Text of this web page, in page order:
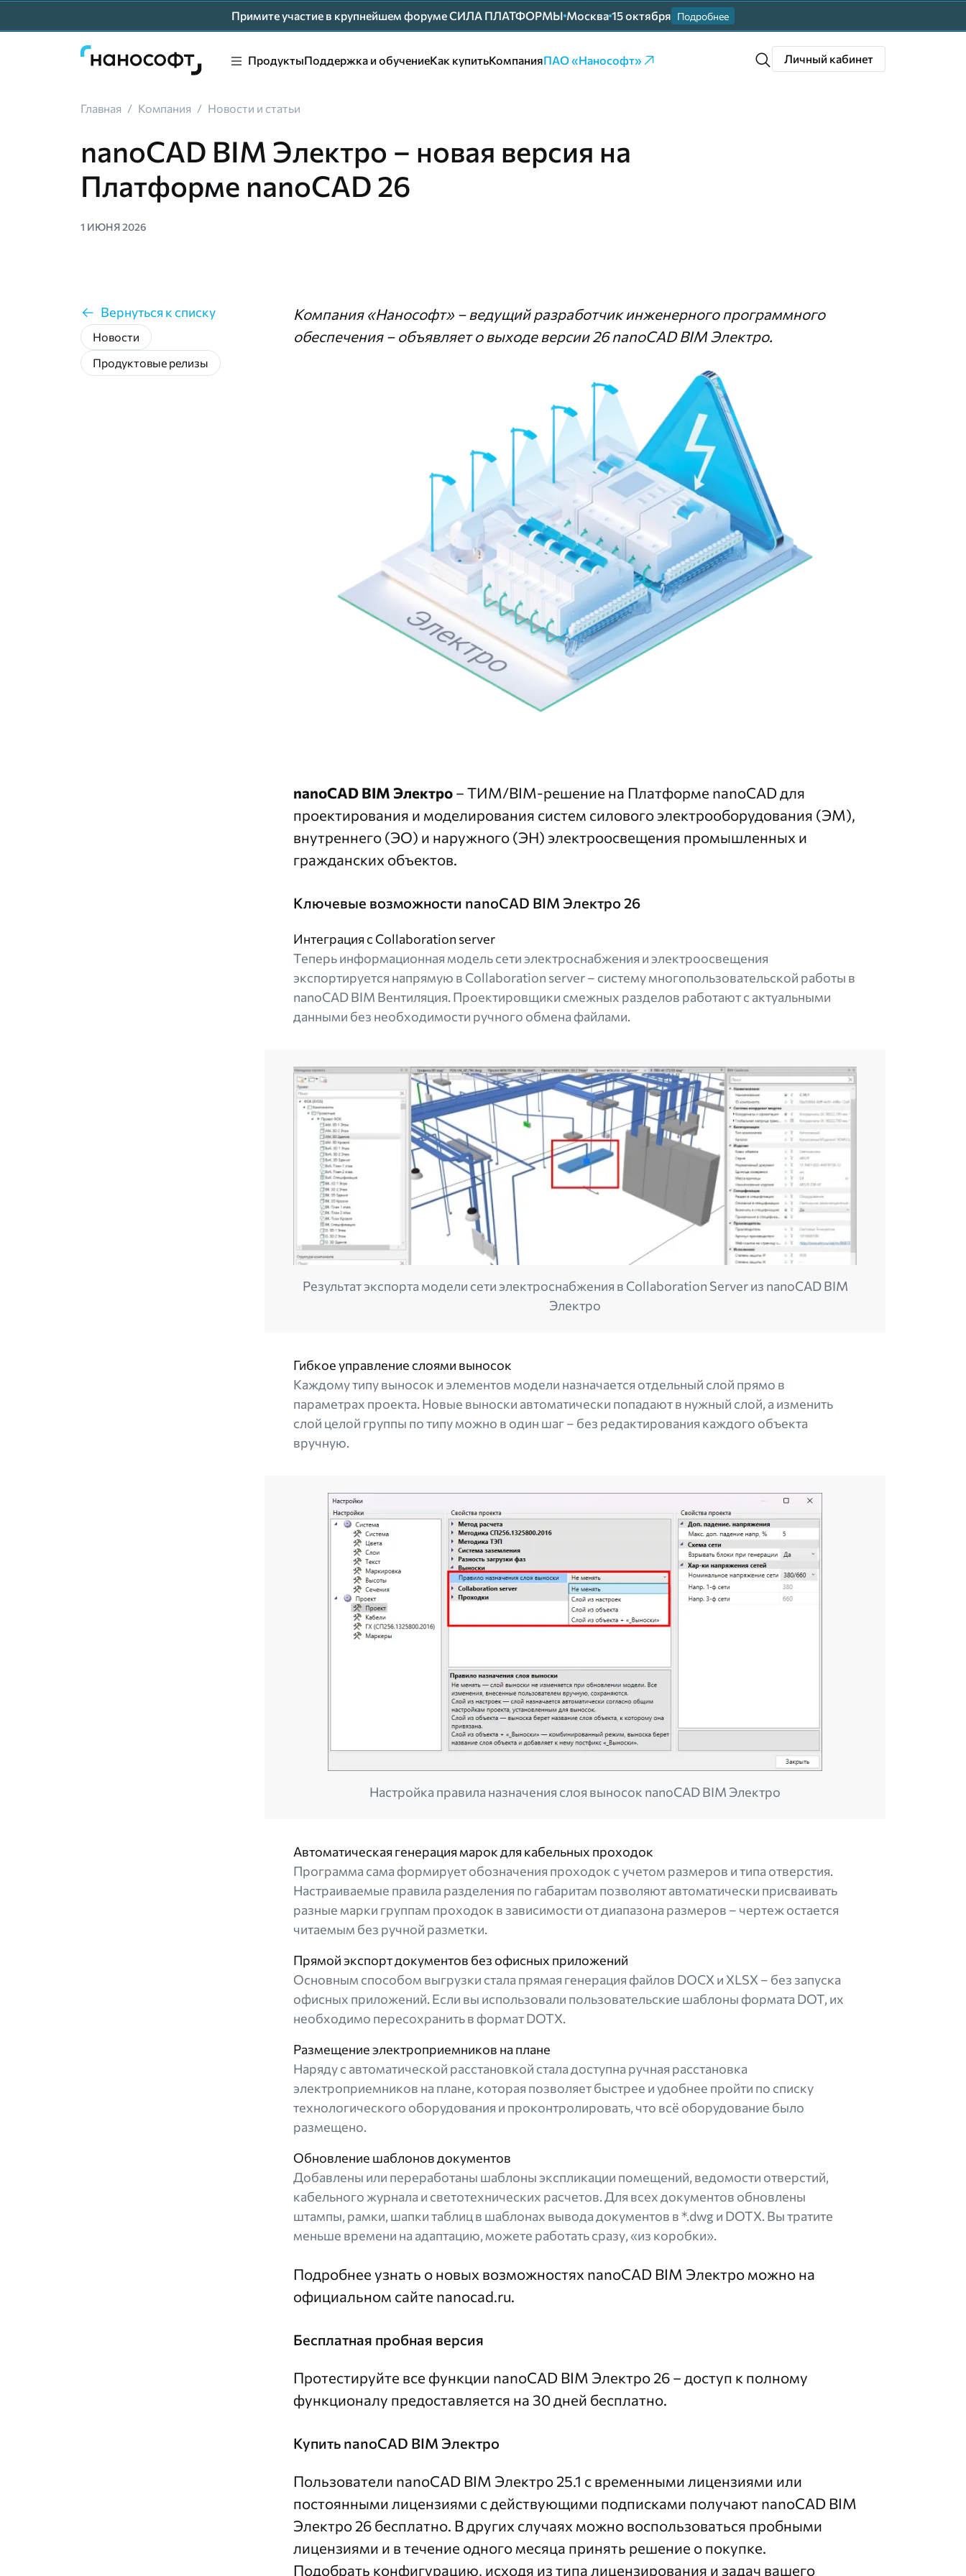
Примите участие в крупнейшем форуме СИЛА ПЛАТФОРМЫ Москва 15 октября Подробнее
ПродуктыПоддержка и обучениеКак купитьКомпанияПАО «Нанософт» Личный кабинет
Главная / Компания / Новости и статьи
nanoCAD BIM Электро – новая версия на
Платформе nanoCAD 26
1 ИЮНЯ 2026
Вернуться к списку
Новости
Продуктовые релизы
Компания «Нанософт» – ведущий разработчик инженерного программного
обеспечения – объявляет о выходе версии 26 nanoCAD BIM Электро.
nanoCAD BIM Электро – ТИМ/BIM-решение на Платформе nanoCAD для
проектирования и моделирования систем силового электрооборудования (ЭМ),
внутреннего (ЭО) и наружного (ЭН) электроосвещения промышленных и
гражданских объектов.
Ключевые возможности nanoCAD BIM Электро 26
Интеграция с Collaboration server
Теперь информационная модель сети электроснабжения и электроосвещения
экспортируется напрямую в Collaboration server – систему многопользовательской работы в
nanoCAD BIM Вентиляция. Проектировщики смежных разделов работают с актуальными
данными без необходимости ручного обмена файлами.
Результат экспорта модели сети электроснабжения в Collaboration Server из nanoCAD BIM
Электро
Гибкое управление слоями выносок
Каждому типу выносок и элементов модели назначается отдельный слой прямо в
параметрах проекта. Новые выноски автоматически попадают в нужный слой, а изменить
слой целой группы по типу можно в один шаг – без редактирования каждого объекта
вручную.
Настройка правила назначения слоя выносок nanoCAD BIM Электро
Автоматическая генерация марок для кабельных проходок
Программа сама формирует обозначения проходок с учетом размеров и типа отверстия.
Настраиваемые правила разделения по габаритам позволяют автоматически присваивать
разные марки группам проходок в зависимости от диапазона размеров – чертеж остается
читаемым без ручной разметки.
Прямой экспорт документов без офисных приложений
Основным способом выгрузки стала прямая генерация файлов DOCX и XLSX – без запуска
офисных приложений. Если вы использовали пользовательские шаблоны формата DOT, их
необходимо пересохранить в формат DOTX.
Размещение электроприемников на плане
Наряду с автоматической расстановкой стала доступна ручная расстановка
электроприемников на плане, которая позволяет быстрее и удобнее пройти по списку
технологического оборудования и проконтролировать, что всё оборудование было
размещено.
Обновление шаблонов документов
Добавлены или переработаны шаблоны экспликации помещений, ведомости отверстий,
кабельного журнала и светотехнических расчетов. Для всех документов обновлены
штампы, рамки, шапки таблиц в шаблонах вывода документов в *.dwg и DOTX. Вы тратите
меньше времени на адаптацию, можете работать сразу, «из коробки».
Подробнее узнать о новых возможностях nanoCAD BIM Электро можно на
официальном сайте nanocad.ru.
Бесплатная пробная версия
Протестируйте все функции nanoCAD BIM Электро 26 – доступ к полному
функционалу предоставляется на 30 дней бесплатно.
Купить nanoCAD BIM Электро
Пользователи nanoCAD BIM Электро 25.1 с временными лицензиями или
постоянными лицензиями с действующими подписками получают nanoCAD BIM
Электро 26 бесплатно. В других случаях можно воспользоваться пробными
лицензиями и в течение одного месяца принять решение о покупке.
Подобрать конфигурацию, исходя из типа лицензирования и задач вашего